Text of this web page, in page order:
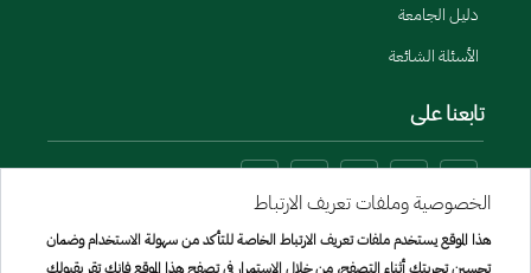
دليل الجامعة
الأسئلة الشائعة
تابعنا على
الخصوصية وملفات تعريف الارتباط
هذا الموقع يستخدم ملفات تعريف الارتباط الخاصة للتأكد من سهولة الاستخدام وضمان
تحسين تجربتك أثناء التصفح، من خلال الاستمرار في تصفح هذا الموقع فإنك تقر بقبولك